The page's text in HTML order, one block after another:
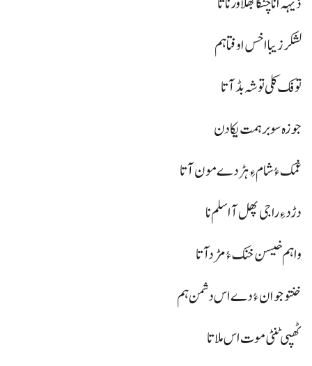
لشکر زیبا اخس اوفتا ہم
توفک کلی توشہ بڈ آتا
جوزہ سوبر ہمت یکا دن
غمک ءُ شام ءِ ہڑدے مون آتا
دڑد ءِ راجی پھل آ اسلم نا
واہم خیسن خنک ءُ مڑدآ تا
خنتو جوان ءُ دے اس دشمن ہم
ٹھپی ٹنٹی موت اس ملا تا